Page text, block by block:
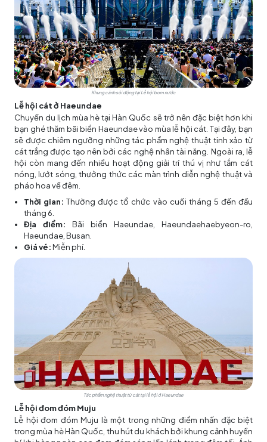
Khung cảnh sôi động tại Lễ hội bom nước
Lễ hội cát ở Haeundae
Chuyến du lịch mùa hè tại Hàn Quốc sẽ trở nên đặc biệt hơn khi
bạn ghé thăm bãi biển Haeundae vào mùa lễ hội cát. Tại đây, bạn
sẽ được chiêm ngưỡng những tác phẩm nghệ thuật tinh xảo từ
cát trắng được tạo nên bởi các nghệ nhân tài năng. Ngoài ra, lễ
hội còn mang đến nhiều hoạt động giải trí thú vị như tắm cát
nóng, lướt sóng, thưởng thức các màn trình diễn nghệ thuật và
pháo hoa về đêm.
Thời gian:Thường được tổ chức vào cuối tháng 5 đến đầu
tháng 6.
Địa điểm: Bãi biển Haeundae, Haeundaehaebyeon-ro,
Haeundae, Busan.
Giá vé:Miễn phí.
Tác phẩm nghệ thuật từ cát tại lễ hội ở Haeundae
Lễ hội đom đóm Muju
Lễ hội đom đóm Muju là một trong những điểm nhấn đặc biệt
trong mùa hè Hàn Quốc, thu hút du khách bởi khung cảnh huyền